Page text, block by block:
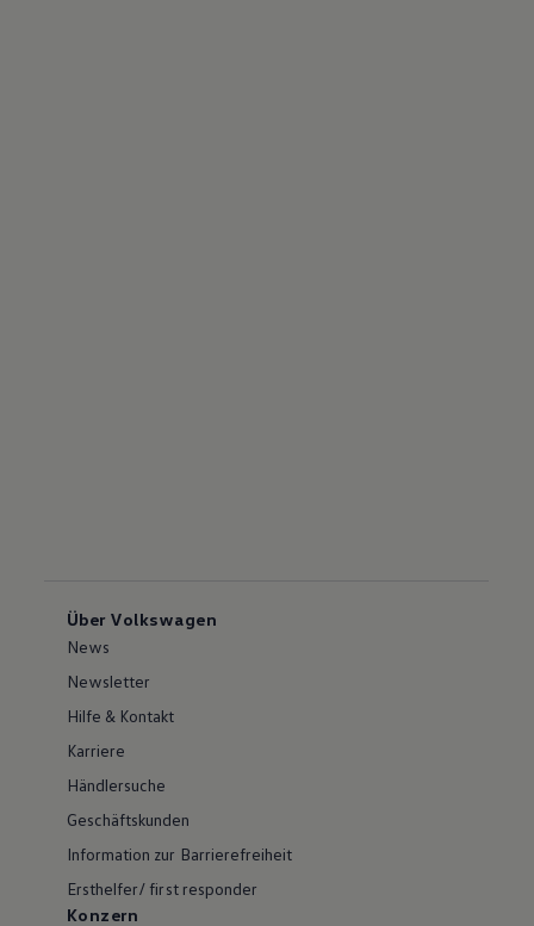
Über Volkswagen
News
Newsletter
Hilfe & Kontakt
Karriere
Händlersuche
Geschäftskunden
Information zur Barrierefreiheit
Ersthelfer/ first responder
Konzern